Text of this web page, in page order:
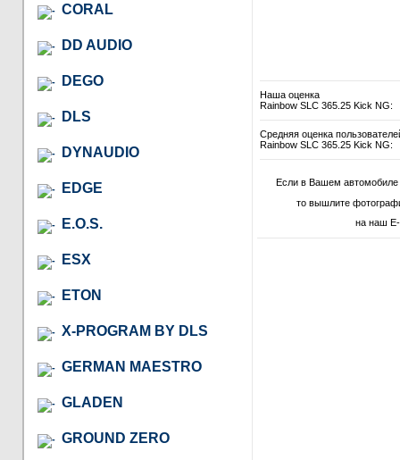
CORAL
DD AUDIO
DEGO
DLS
DYNAUDIO
EDGE
E.O.S.
ESX
ETON
X-PROGRAM BY DLS
GERMAN MAESTRO
GLADEN
GROUND ZERO
Наша оценка
Rainbow SLC 365.25 Kick NG:
Средняя оценка
Rainbow SLC 365.25 Kick NG:
Если в Вашем автомобиле
то вышлите
на наш